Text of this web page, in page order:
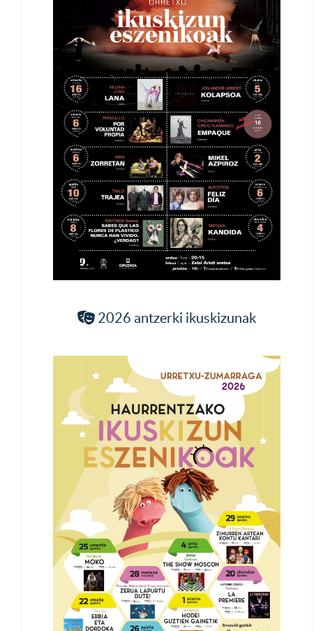
2026 antzerki ikuskizunak